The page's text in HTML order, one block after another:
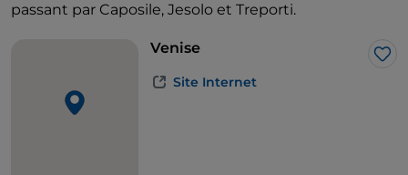
passant par Caposile, Jesolo et Treporti.
Venise
Site Internet